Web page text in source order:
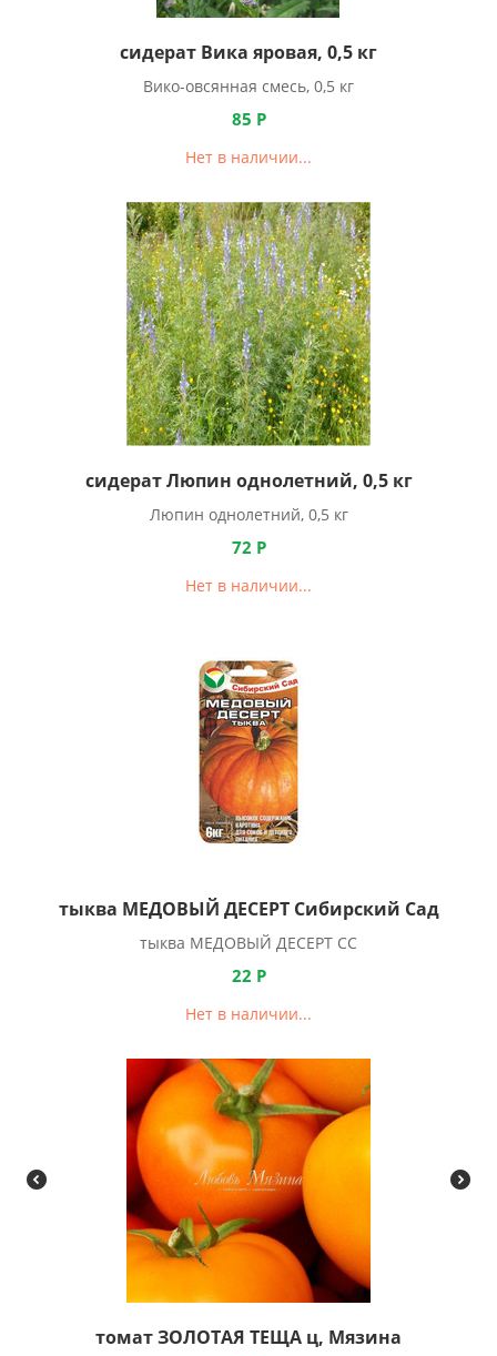
сидерат Вика яровая, 0,5 кг
Вико-овсянная смесь, 0,5 кг
85 Р
Нет в наличии...
сидерат Люпин однолетний, 0,5 кг
Люпин однолетний, 0,5 кг
72 Р
Нет в наличии...
тыква МЕДОВЫЙ ДЕСЕРТ Сибирский Сад
тыква МЕДОВЫЙ ДЕСЕРТ СС
22 Р
Нет в наличии...
томат ЗОЛОТАЯ ТЕЩА ц, Мязина